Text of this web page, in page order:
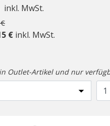
inkl. MwSt.
ab
zu
€ inkl. MwSt.
Outlet-Artikel und nur